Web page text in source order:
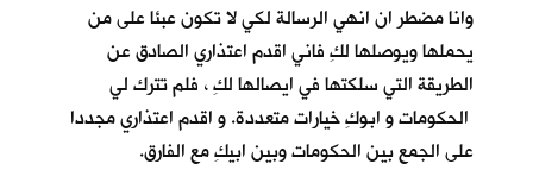
وانا مضطر ان انهي الرسالة لكي لا تكون عبئا على من
يحملها ويوصلها لكِ فاني اقدم اعتذاري الصادق عن
الطريقة التي سلكتها في ايصالها لكِ ، فلم تترك لي
الحكومات و ابوكِ خيارات متعددة. و اقدم اعتذاري مجددا
على الجمع بين الحكومات وبين ابيكِ مع الفارق.